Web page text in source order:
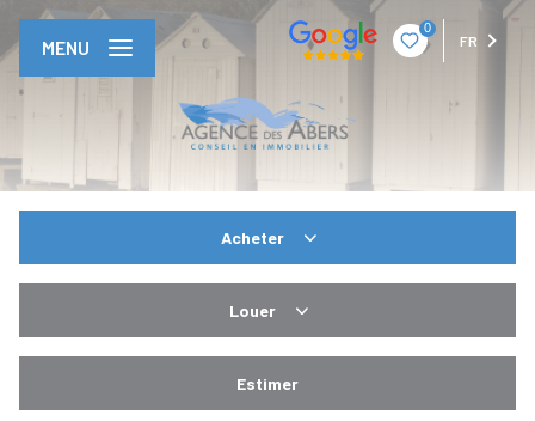
0
FR
MENU
Acheter
Louer
Estimer